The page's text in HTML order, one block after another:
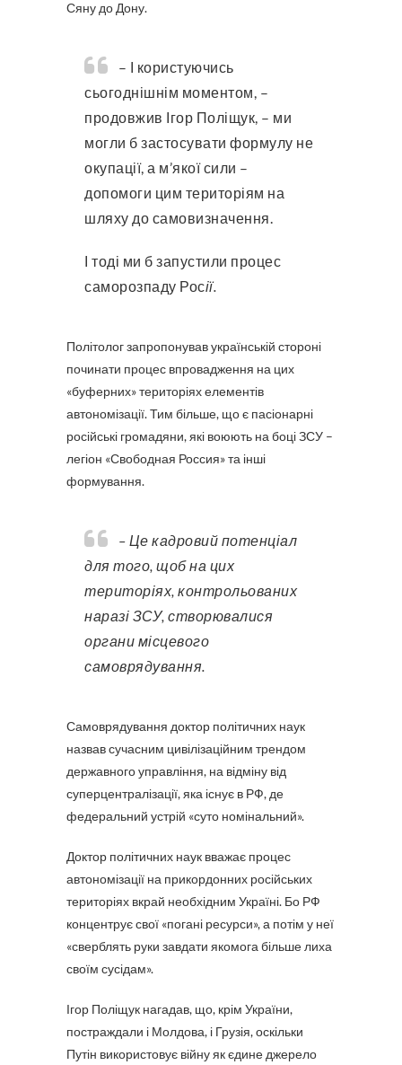
Сяну до Дону.
– І користуючись
сьогоднішнім моментом, –
продовжив Ігор Поліщук, – ми
могли б застосувати формулу не
окупації, а м’якої сили –
допомоги цим територіям на
шляху до самовизначення.
І тоді ми б запустили процес
саморозпаду Росії.
Політолог запропонував українській стороні
починати процес впровадження на цих
«буферних» територіях елементів
автономізації. Тим більше, що є пасіонарні
російські громадяни, які воюють на боці ЗСУ –
легіон «Свободная Россия» та інші
формування.
– Це кадровий потенціал
для того, щоб на цих
територіях, контрольованих
наразі ЗСУ, створювалися
органи місцевого
самоврядування.
Самоврядування доктор політичних наук
назвав сучасним цивілізаційним трендом
державного управління, на відміну від
суперцентралізації, яка існує в РФ, де
федеральний устрій «суто номінальний».
Доктор політичних наук вважає процес
автономізації на прикордонних російських
територіях вкрай необхідним Україні. Бо РФ
концентрує свої «погані ресурси», а потім у неї
«сверблять руки завдати якомога більше лиха
своїм сусідам».
Ігор Поліщук нагадав, що, крім України,
постраждали і Молдова, і Грузія, оскільки
Путін використовує війну як єдине джерело